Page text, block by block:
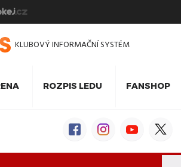
KLUBOVÝ INFORMAČNÍ SYSTÉM
ROZPIS LEDU FANSHOP